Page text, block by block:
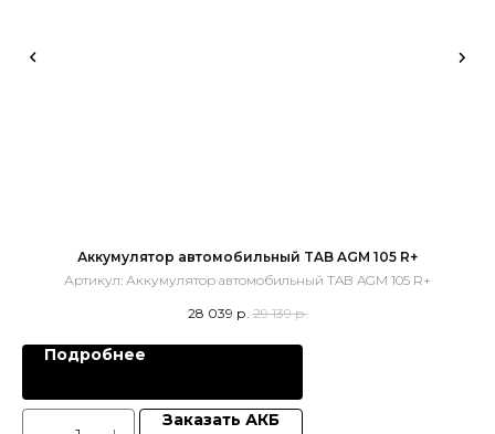
Аккумулятор автомобильный TAB AGM 105 R+
Артикул: Аккумулятор автомобильный TAB AGM 105 R+
28 039 р. 29 139 р.
Подробнее
Заказать АКБ